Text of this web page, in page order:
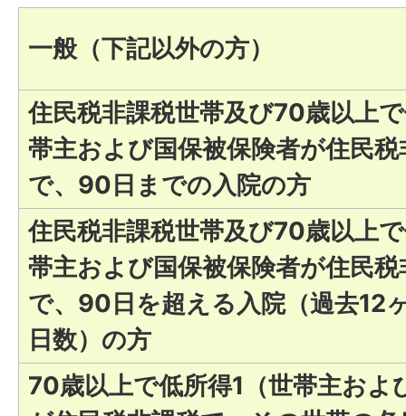
一般（下記以外の方）
住民税非課税世帯及び70歳以上
帯主および国保被保険者が住民
で、90日までの入院の方
住民税非課税世帯及び70歳以上
帯主および国保被保険者が住民
で、90日を超える入院（過去12
日数）の方
70歳以上で低所得1（世帯主およ